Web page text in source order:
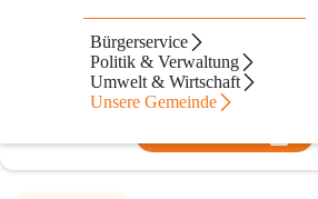
Bürgerservice
Politik & Verwaltung
Umwelt & Wirtschaft
Unsere Gemeinde
USV Fliesen
@usv-fliesen-klampfer-
Fußballverein